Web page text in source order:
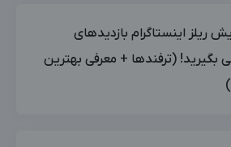
ریلز اینستاگرام بازدیدهای
بگیرید! (ترفندها + معرفی بهترین